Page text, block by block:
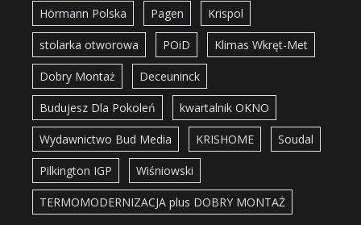
Hörmann Polska Pagen Krispol
stolarka otworowa POiD Klimas Wkręt-Met
Dobry Montaż Deceuninck
Budujesz Dla Pokoleń kwartalnik OKNO
Wydawnictwo Bud Media KRISHOME Soudal
Pilkington IGP Wiśniowski
TERMOMODERNIZACJA plus DOBRY MONTAŻ